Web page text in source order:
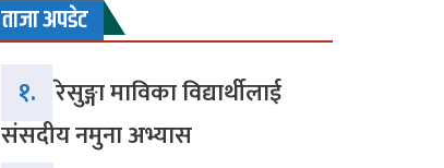
ताजा अपडेट
१. रेसुङ्गा माविका विद्यार्थीलाई
संसदीय नमुना अभ्यास